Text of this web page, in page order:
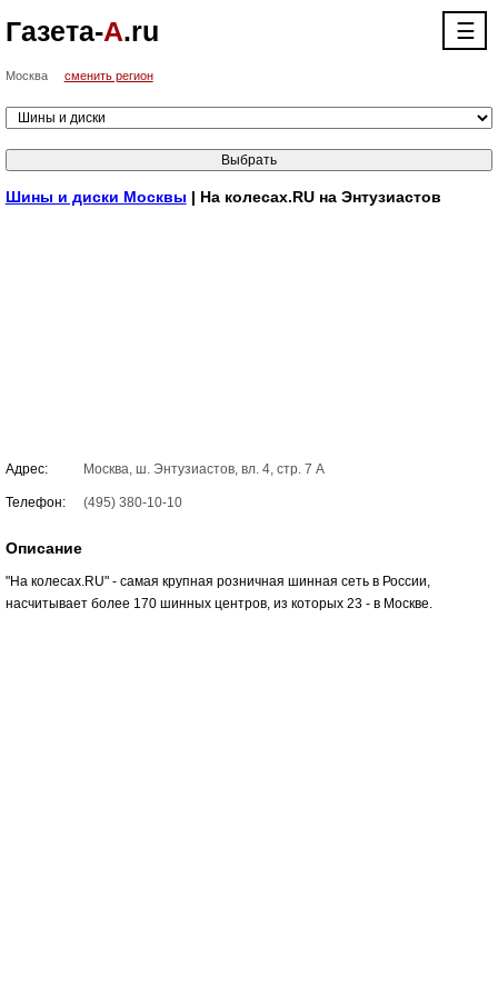
Газета-А.ru ☰
Москва сменить регион
Шины и диски Москвы | На колесах.RU на Энтузиастов
Адрес: Москва, ш. Энтузиастов, вл. 4, стр. 7 А
Телефон: (495) 380-10-10
Описание
"На колесах.RU" - самая крупная розничная шинная сеть в России,
насчитывает более 170 шинных центров, из которых 23 - в Москве.